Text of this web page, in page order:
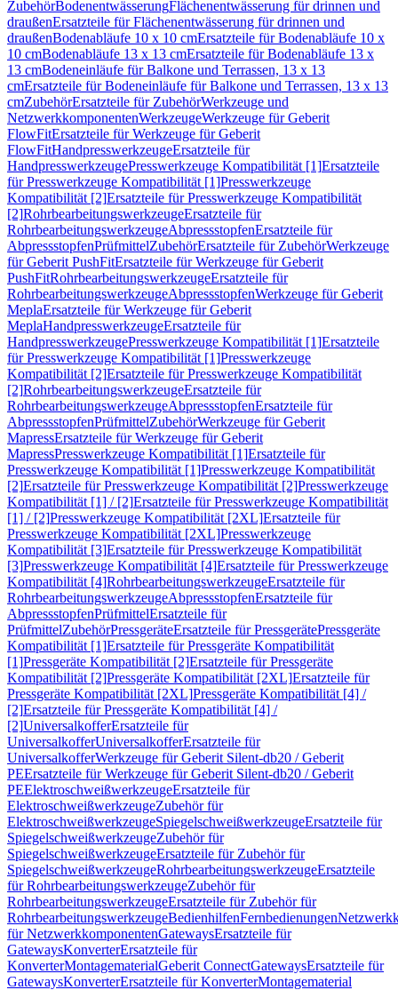
ZubehörBodenentwässerungFlächenentwässerung für drinnen und
draußenErsatzteile für Flächenentwässerung für drinnen und
draußenBodenabläufe 10 x 10 cmErsatzteile für Bodenabläufe 10 x
10 cmBodenabläufe 13 x 13 cmErsatzteile für Bodenabläufe 13 x
13 cmBodeneinläufe für Balkone und Terrassen, 13 x 13
cmErsatzteile für Bodeneinläufe für Balkone und Terrassen, 13 x 13
cmZubehörErsatzteile für ZubehörWerkzeuge und
NetzwerkkomponentenWerkzeugeWerkzeuge für Geberit
FlowFitErsatzteile für Werkzeuge für Geberit
FlowFitHandpresswerkzeugeErsatzteile für
HandpresswerkzeugePresswerkzeuge Kompatibilität [1]Ersatzteile
für Presswerkzeuge Kompatibilität [1]Presswerkzeuge
Kompatibilität [2]Ersatzteile für Presswerkzeuge Kompatibilität
[2]RohrbearbeitungswerkzeugeErsatzteile für
RohrbearbeitungswerkzeugeAbpressstopfenErsatzteile für
AbpressstopfenPrüfmittelZubehörErsatzteile für ZubehörWerkzeuge
für Geberit PushFitErsatzteile für Werkzeuge für Geberit
PushFitRohrbearbeitungswerkzeugeErsatzteile für
RohrbearbeitungswerkzeugeAbpressstopfenWerkzeuge für Geberit
MeplaErsatzteile für Werkzeuge für Geberit
MeplaHandpresswerkzeugeErsatzteile für
HandpresswerkzeugePresswerkzeuge Kompatibilität [1]Ersatzteile
für Presswerkzeuge Kompatibilität [1]Presswerkzeuge
Kompatibilität [2]Ersatzteile für Presswerkzeuge Kompatibilität
[2]RohrbearbeitungswerkzeugeErsatzteile für
RohrbearbeitungswerkzeugeAbpressstopfenErsatzteile für
AbpressstopfenPrüfmittelZubehörWerkzeuge für Geberit
MapressErsatzteile für Werkzeuge für Geberit
MapressPresswerkzeuge Kompatibilität [1]Ersatzteile für
Presswerkzeuge Kompatibilität [1]Presswerkzeuge Kompatibilität
[2]Ersatzteile für Presswerkzeuge Kompatibilität [2]Presswerkzeuge
Kompatibilität [1] / [2]Ersatzteile für Presswerkzeuge Kompatibilität
[1] / [2]Presswerkzeuge Kompatibilität [2XL]Ersatzteile für
Presswerkzeuge Kompatibilität [2XL]Presswerkzeuge
Kompatibilität [3]Ersatzteile für Presswerkzeuge Kompatibilität
[3]Presswerkzeuge Kompatibilität [4]Ersatzteile für Presswerkzeuge
Kompatibilität [4]RohrbearbeitungswerkzeugeErsatzteile für
RohrbearbeitungswerkzeugeAbpressstopfenErsatzteile für
AbpressstopfenPrüfmittelErsatzteile für
PrüfmittelZubehörPressgeräteErsatzteile für PressgerätePressgeräte
Kompatibilität [1]Ersatzteile für Pressgeräte Kompatibilität
[1]Pressgeräte Kompatibilität [2]Ersatzteile für Pressgeräte
Kompatibilität [2]Pressgeräte Kompatibilität [2XL]Ersatzteile für
Pressgeräte Kompatibilität [2XL]Pressgeräte Kompatibilität [4] /
[2]Ersatzteile für Pressgeräte Kompatibilität [4] /
[2]UniversalkofferErsatzteile für
UniversalkofferUniversalkofferErsatzteile für
UniversalkofferWerkzeuge für Geberit Silent-db20 / Geberit
PEErsatzteile für Werkzeuge für Geberit Silent-db20 / Geberit
PEElektroschweißwerkzeugeErsatzteile für
ElektroschweißwerkzeugeZubehör für
ElektroschweißwerkzeugeSpiegelschweißwerkzeugeErsatzteile für
SpiegelschweißwerkzeugeZubehör für
SpiegelschweißwerkzeugeErsatzteile für Zubehör für
SpiegelschweißwerkzeugeRohrbearbeitungswerkzeugeErsatzteile
für RohrbearbeitungswerkzeugeZubehör für
RohrbearbeitungswerkzeugeErsatzteile für Zubehör für
RohrbearbeitungswerkzeugeBedienhilfenFernbedienungen
für NetzwerkkomponentenGatewaysErsatzteile für
GatewaysKonverterErsatzteile für
KonverterMontagematerialGeberit ConnectGatewaysErsatzteile für
GatewaysKonverterErsatzteile für KonverterMontagematerial